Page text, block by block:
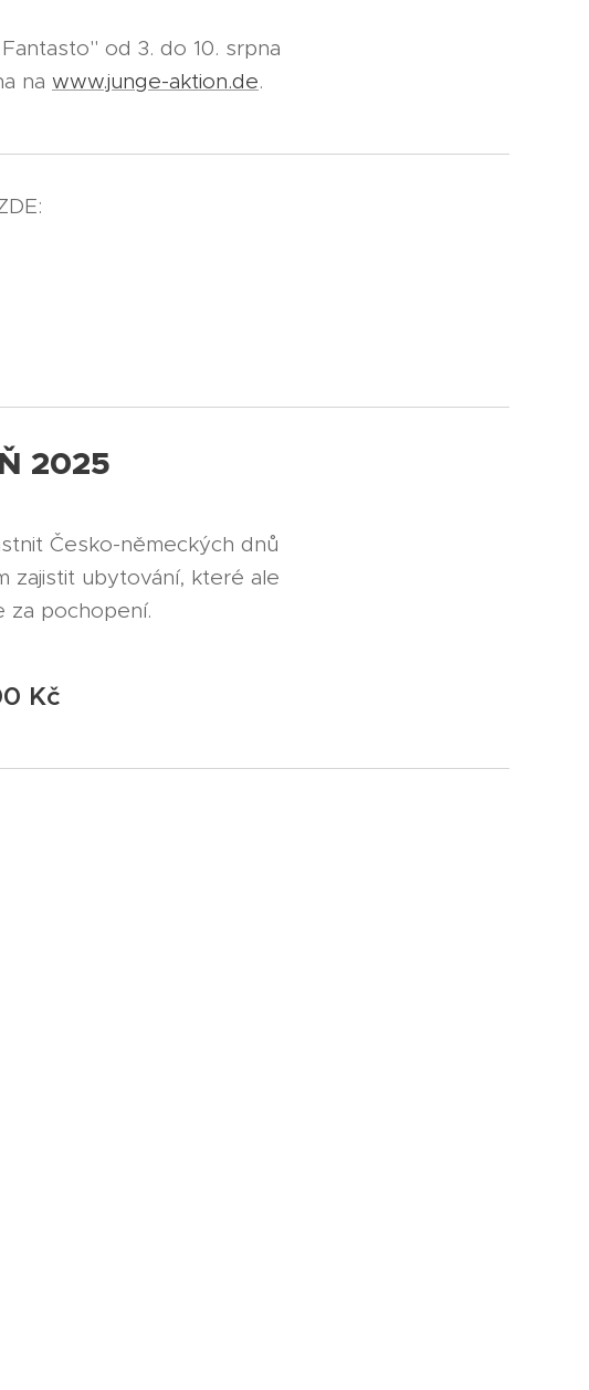
od 3. do 10. srpna
na www.junge-aktion.de.
2025
Česko-německých dnů
zajistit ubytování, které ale
za pochopení.
Kč